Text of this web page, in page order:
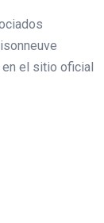
el sitio oficial